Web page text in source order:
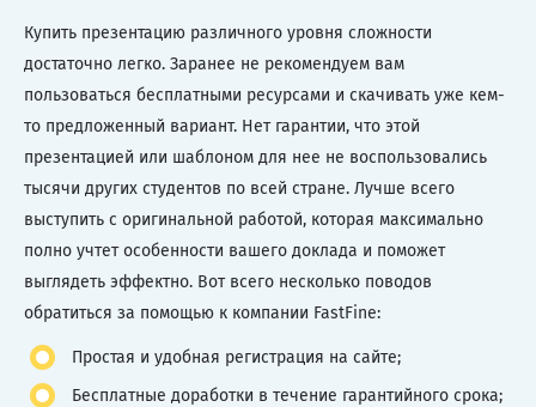
Купить презентацию различного уровня сложности
достаточно легко. Заранее не рекомендуем вам
пользоваться бесплатными ресурсами и скачивать уже кем-
то предложенный вариант. Нет гарантии, что этой
презентацией или шаблоном для нее не воспользовались
тысячи других студентов по всей стране. Лучше всего
выступить с оригинальной работой, которая максимально
полно учтет особенности вашего доклада и поможет
выглядеть эффектно. Вот всего несколько поводов
обратиться за помощью к компании FastFine:
Простая и удобная регистрация на сайте;
Бесплатные доработки в течение гарантийного срока;